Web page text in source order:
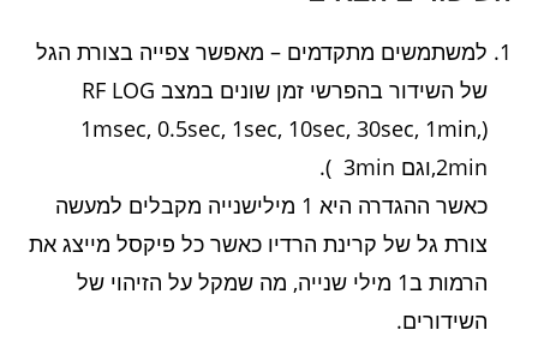
למשתמשים מתקדמים – מאפשר צפייה בצורת הגל
של השידור בהפרשי זמן שונים במצב RF LOG
(1msec, 0.5sec, 1sec, 10sec, 30sec, 1min,
2min,וגם 3min ).
כאשר ההגדרה היא 1 מילישנייה מקבלים למעשה
צורת גל של קרינת הרדיו כאשר כל פיקסל מייצג את
הרמות ב1 מילי שנייה, מה שמקל על הזיהוי של
השידורים.